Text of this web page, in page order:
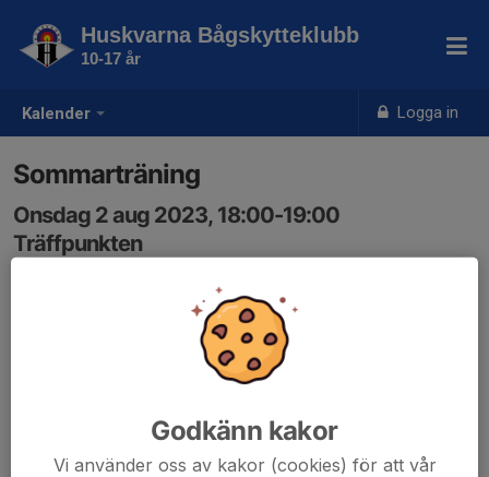
Kalender Logga in
Huskvarna Bågskytteklubb
10-17 år
Sommarträning
Onsdag 2 aug 2023, 18:00-19:00
Träffpunkten
Godkänn kakor
Vi använder oss av kakor (cookies) för att vår